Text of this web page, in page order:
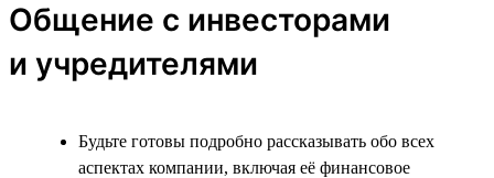
Общение с инвесторами
и учредителями
Будьте готовы подробно рассказывать обо всех
аспектах компании, включая её финансовое